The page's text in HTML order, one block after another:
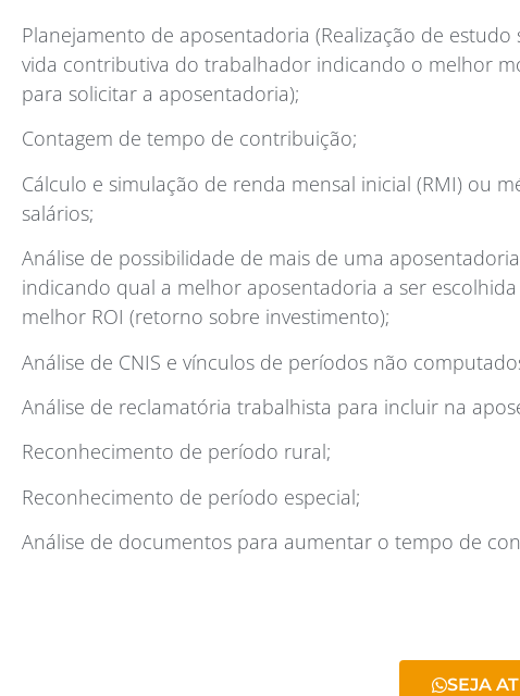
Planejamento de aposentadoria (Realização de estudo
vida contributiva do trabalhador indicando o melhor
para solicitar a aposentadoria);
Contagem de tempo de contribuição;
Cálculo e simulação de renda mensal inicial (RMI) ou
salários;
Análise de possibilidade de mais de uma
indicando qual a melhor aposentadoria a ser
melhor ROI (retorno sobre investimento);
Análise de CNIS e vínculos de períodos não
Análise de reclamatória trabalhista para incluir na
Reconhecimento de período rural;
Reconhecimento de período especial;
Análise de documentos para aumentar o tempo de
SEJA